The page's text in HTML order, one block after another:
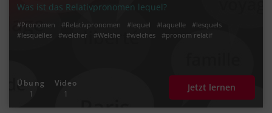
Was ist das Relativpronomen lequel?
#Pronomen #Relativpronomen #lequel #laquelle
#lesquels
#lesquelles
#welcher #Welche #welches #pronom relatif
Übung
1
Video
1
Jetzt lernen